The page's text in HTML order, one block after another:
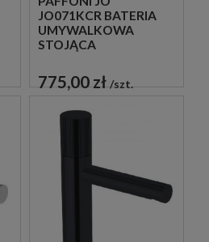
JO071KCR BATERIA
UMYWALKOWA
STOJĄCA
CHROM
775,00 zł szt.